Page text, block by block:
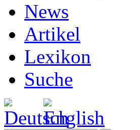
News
Artikel
Lexikon
Suche